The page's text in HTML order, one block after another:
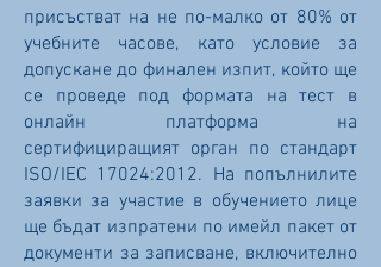
присъстват на не по-малко от 80% от
учебните часове, като условие за
допускане до финален изпит, който ще
се проведе под формата на тест в
онлайн платформа на
сертифициращият орган по стандарт
ISO/IEC 17024:2012. На попълнилите
заявки за участие в обучението лице
ще бъдат изпратени по имейл пакет от
документи за записване, включително